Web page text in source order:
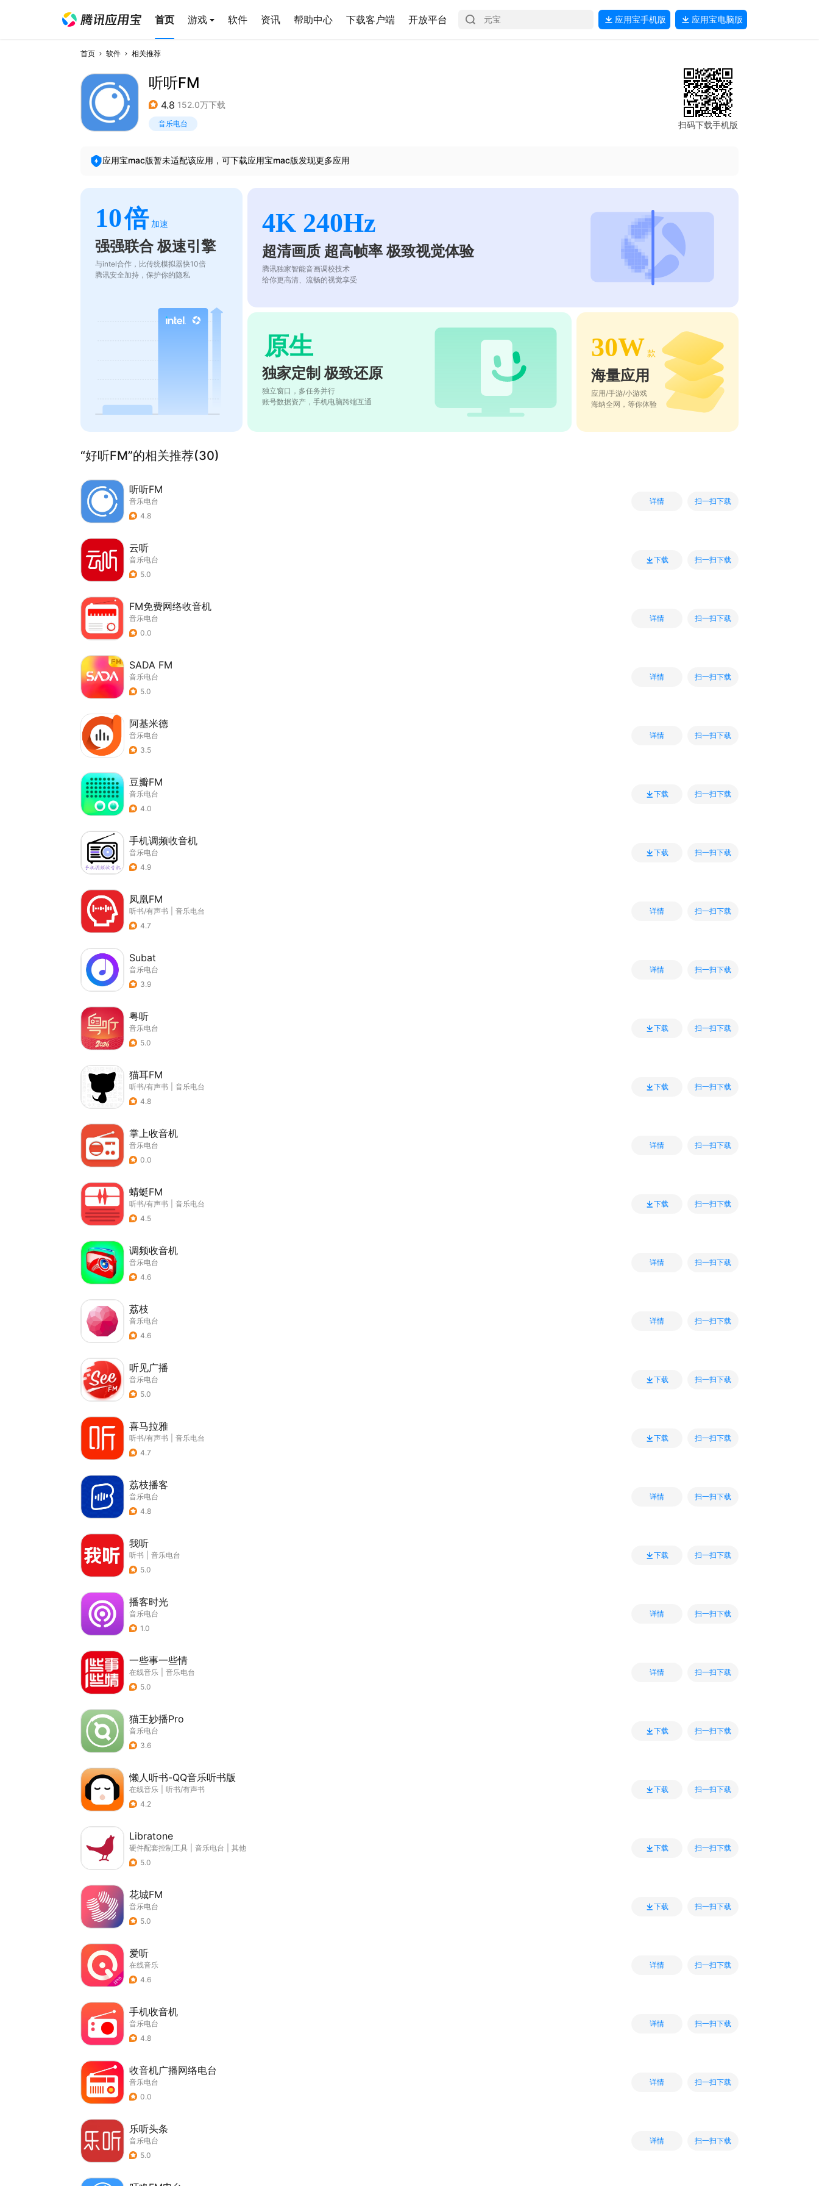
首页 游戏 软件 资讯 帮助中心 下载客户端 开放平台 应用宝手机版 应用宝电脑版
首页 软件 相关推荐
听听FM
4.8 152.0万下载
音乐电台 扫码下载手机版
应用宝mac版暂未适配该应用，可下载应用宝mac版发现更多应用
10倍 加速
强强联合 极速引擎
与intel合作，比传统模拟器快10倍
腾讯安全加持，保护你的隐私
4K 240Hz
超清画质 超高帧率 极致视觉体验
腾讯独家智能音画调校技术
给你更高清、流畅的视觉享受
原生
独家定制 极致还原
独立窗口，多任务并行
账号数据资产，手机电脑跨端互通
30W 款
海量应用
应用/手游/小游戏
海纳全网，等你体验
“好听FM”的相关推荐(30)
听听FM
音乐电台
4.8
详情 扫一扫下载
云听
音乐电台
5.0
下载 扫一扫下载
FM免费网络收音机
音乐电台
0.0
详情 扫一扫下载
SADA FM
音乐电台
5.0
详情 扫一扫下载
阿基米德
音乐电台
3.5
详情 扫一扫下载
豆瓣FM
音乐电台
4.0
下载 扫一扫下载
手机调频收音机
音乐电台
4.9
下载 扫一扫下载
凤凰FM
听书/有声书
音乐电台
4.7
详情 扫一扫下载
Subat
音乐电台
3.9
详情 扫一扫下载
粤听
音乐电台
5.0
下载 扫一扫下载
猫耳FM
听书/有声书
音乐电台
4.8
下载 扫一扫下载
掌上收音机
音乐电台
0.0
详情 扫一扫下载
蜻蜓FM
听书/有声书
音乐电台
4.5
下载 扫一扫下载
调频收音机
音乐电台
4.6
详情 扫一扫下载
荔枝
音乐电台
4.6
详情 扫一扫下载
听见广播
音乐电台
5.0
下载 扫一扫下载
喜马拉雅
听书/有声书
音乐电台
4.7
下载 扫一扫下载
荔枝播客
音乐电台
4.8
详情 扫一扫下载
我听
听书
音乐电台
5.0
下载 扫一扫下载
播客时光
音乐电台
1.0
详情 扫一扫下载
一些事一些情
在线音乐
音乐电台
5.0
详情 扫一扫下载
猫王妙播Pro
音乐电台
3.6
下载 扫一扫下载
懒人听书-QQ音乐听书版
在线音乐
听书/有声书
4.2
下载 扫一扫下载
Libratone
硬件配套控制工具 音乐电台
其他
5.0
下载 扫一扫下载
花城FM
音乐电台
5.0
下载 扫一扫下载
爱听
在线音乐
4.6
详情 扫一扫下载
手机收音机
音乐电台
4.8
详情 扫一扫下载
收音机广播网络电台
音乐电台
0.0
详情 扫一扫下载
乐听头条
音乐电台
5.0
详情 扫一扫下载